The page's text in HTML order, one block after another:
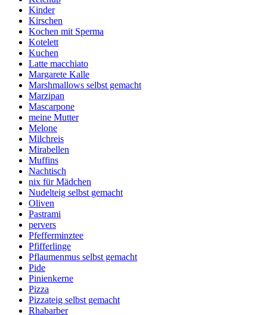
Kinder
Kirschen
Kochen mit Sperma
Kotelett
Kuchen
Latte macchiato
Margarete Kalle
Marshmallows selbst gemacht
Marzipan
Mascarpone
meine Mutter
Melone
Milchreis
Mirabellen
Muffins
Nachtisch
nix für Mädchen
Nudelteig selbst gemacht
Oliven
Pastrami
pervers
Pfefferminztee
Pfifferlinge
Pflaumenmus selbst gemacht
Pide
Pinienkerne
Pizza
Pizzateig selbst gemacht
Rhabarber